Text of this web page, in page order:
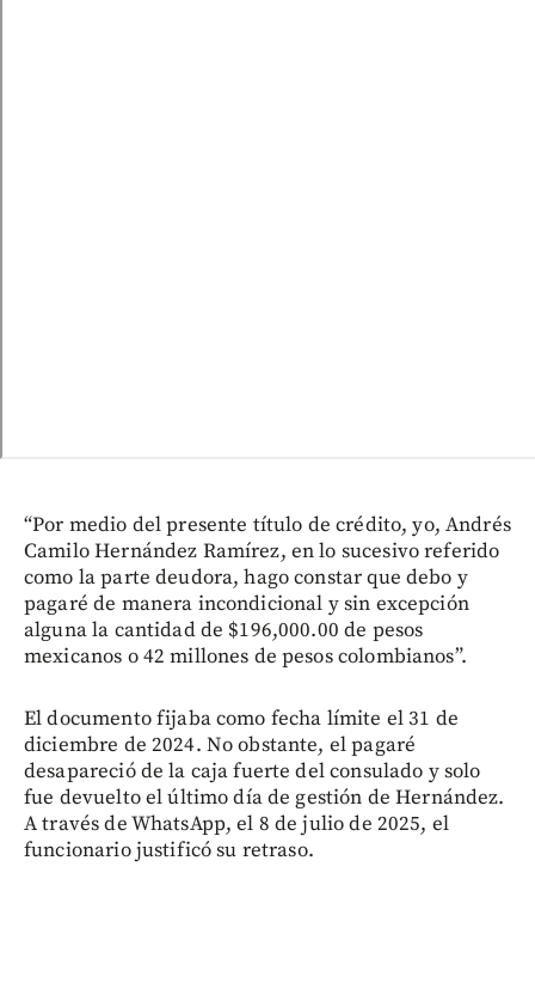
“Por medio del presente título de crédito, yo, Andrés
Camilo Hernández Ramírez, en lo sucesivo referido
como la parte deudora, hago constar que debo y
pagaré de manera incondicional y sin excepción
alguna la cantidad de $196,000.00 de pesos
mexicanos o 42 millones de pesos colombianos”.
El documento fijaba como fecha límite el 31 de
diciembre de 2024. No obstante, el pagaré
desapareció de la caja fuerte del consulado y solo
fue devuelto el último día de gestión de Hernández.
A través de WhatsApp, el 8 de julio de 2025, el
funcionario justificó su retraso.